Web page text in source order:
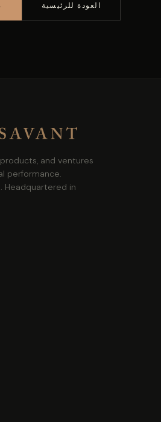
العودة للرئيسية
and ventures
performance.
Headquartered in